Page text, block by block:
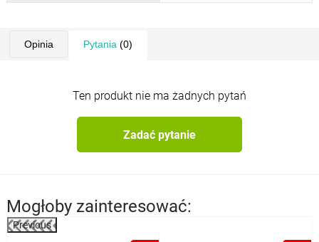
Opinia Pytania (0)
Ten produkt nie ma żadnych pytań
Zadać pytanie
Mogłoby zainteresować:
Previous